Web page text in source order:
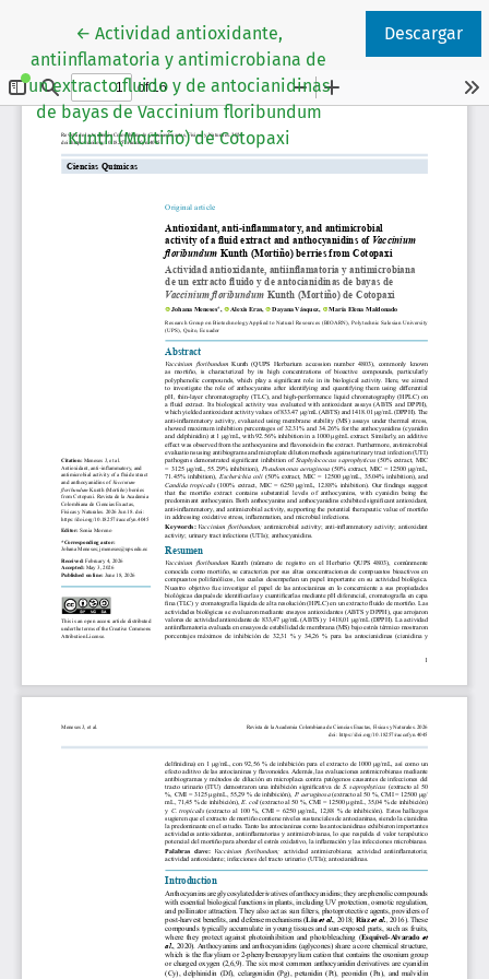
← Volver a los detalles del artículo
Actividad antioxidante,
antiinflamatoria y antimicrobiana de
un extracto fluido y de antocianidinas
de bayas de Vaccinium floribundum
Kunth (Mortiño) de Cotopaxi
Descargar